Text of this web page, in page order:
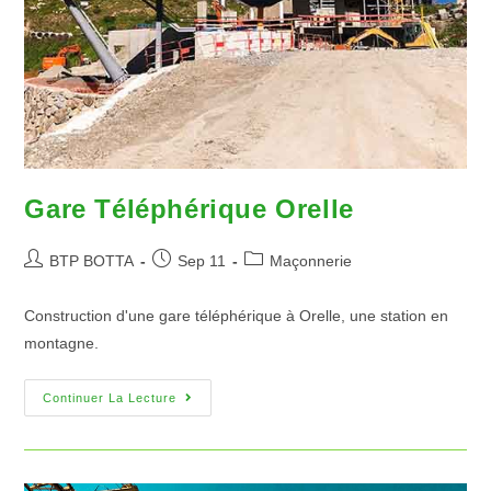
Gare Téléphérique Orelle
BTP BOTTA Sep 11 Maçonnerie
Construction d'une gare téléphérique à Orelle, une station en
montagne.
Continuer La Lecture